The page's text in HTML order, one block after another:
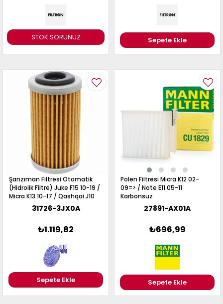
STOK SORUNUZ Sepete Ekle
Şanzıman Filtresi Otomatik
(Hidrolik Filtre) Juke F15 10-19 /
Micra K13 10-17 / Qashqai J10
31726-3JX0A
₺1.119,82
Sepete Ekle
Polen Filtresi Micra K12 02-
09=> / Note E11 05-11
Karbonsuz
27891-AX01A
₺696,99
Sepete Ekle